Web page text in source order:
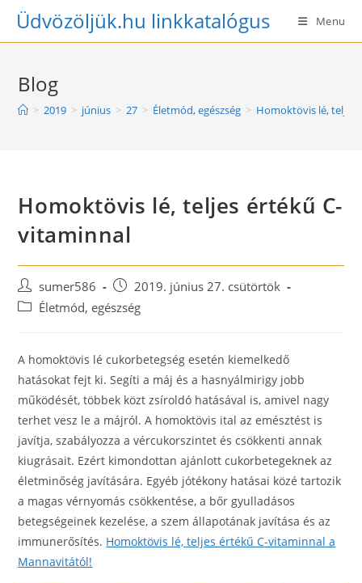
SkipÜdvözöljük.hu linkkatalógus Menu
Blog
> 2019 > június > 27 > Életmód, egészség > Homoktövis lé, teljes
Homoktövis lé, teljes értékű C-
vitaminnal
Post
author:
sumer586
Post
published:
2019. június 27. csütörtök
PostÉletmód, egészség
A homoktövis lé cukorbetegség esetén kiemelkedő
hatásokat fejt ki. Segíti a máj és a hasnyálmirigy jobb
működését, többek közt zsíroldó hatásával is, amivel nagy
terhet vesz le a májról. A homoktövis ital az emésztést is
javítja, szabályozza a vércukorszintet és csökkenti annak
kiugrásait. Ezért kimondottan ajánlott cukorbetegeknek az
életminőség javítására. Egyéb jótékony hatásai közé tartozik
a magas vérnyomás csökkentése, a bőr gyulladásos
betegségeinek kezelése, a szem állapotának javítása és az
immunerősítés. Homoktövis lé, teljes értékű C-vitaminnal a
Mannavitától!